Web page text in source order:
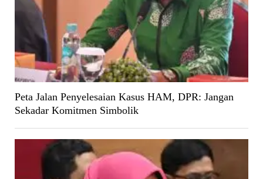
Peta Jalan Penyelesaian Kasus HAM, DPR: Jangan
Sekadar Komitmen Simbolik